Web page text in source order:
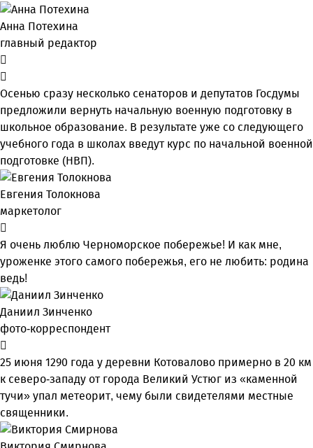
Анна Потехина
главный редактор
Осенью сразу несколько сенаторов и депутатов Госдумы
предложили вернуть начальную военную подготовку в
школьное образование. В результате уже со следующего
учебного года в школах введут курс по начальной военной
подготовке (НВП).
Евгения Толокнова
маркетолог
Я очень люблю Черноморское побережье! И как мне,
уроженке этого самого побережья, его не любить: родина
ведь!
Даниил Зинченко
фото-корреспондент
25 июня 1290 года у деревни Котовалово примерно в 20 км
к северо-западу от города Великий Устюг из «каменной
тучи» упал метеорит, чему были свидетелями местные
священники.